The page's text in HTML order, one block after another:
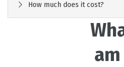
How much does it cost?
am